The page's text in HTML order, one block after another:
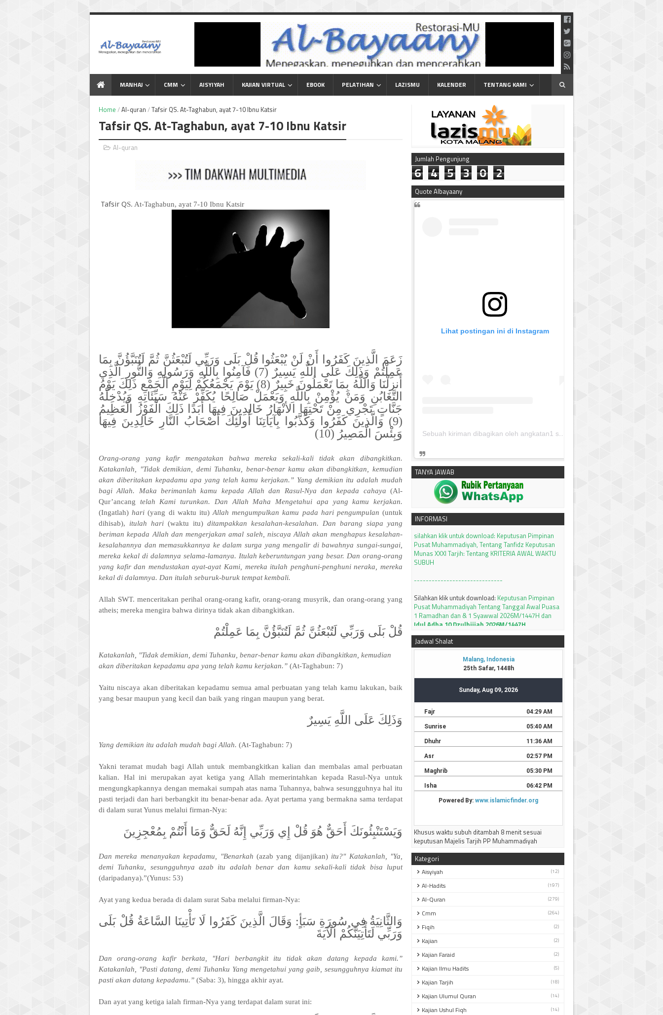
dan Mencerahkan
MANHAJ CMM AISYIYAH KAJIAN VIRTUAL EBOOK PELATIHAN LAZISMU KALENDER TENTANG KAMI
Home /Al-quran /Tafsir QS. At-Taghabun, ayat 7-10 Ibnu Katsir
Tafsir QS. At-Taghabun, ayat 7-10 Ibnu Katsir
Al-quran
Tafsir QS. At-Taghabun, ayat 7-10 Ibnu Katsir
زَعَمَ الَّذِينَ كَفَرُوا أَنْ لَنْ يُبْعَثُوا قُلْ بَلَى وَرَبِّي لَتُبْعَثُنَّ ثُمَّ لَتُنَبَّؤُنَّ بِمَا
عَمِلْتُمْ وَذَلِكَ عَلَى اللَّهِ يَسِيرٌ (7) فَآمِنُوا بِاللَّهِ وَرَسُولِهِ وَالنُّورِ الَّذِي
أَنزلْنَا وَاللَّهُ بِمَا تَعْمَلُونَ خَبِيرٌ (8) يَوْمَ يَجْمَعُكُمْ لِيَوْمِ الْجَمْعِ ذَلِكَ يَوْمُ
التَّغَابُنِ وَمَنْ يُؤْمِنْ بِاللَّهِ وَيَعْمَلْ صَالِحًا يُكَفِّرْ عَنْهُ سَيِّئَاتِهِ وَيُدْخِلْهُ
جَنَّاتٍ تَجْرِي مِنْ تَحْتِهَا الأنْهَارُ خَالِدِينَ فِيهَا أَبَدًا ذَلِكَ الْفَوْزُ الْعَظِيمُ
(9) وَالَّذِينَ كَفَرُوا وَكَذَّبُوا بِآيَاتِنَا أُولَئِكَ أَصْحَابُ النَّارِ خَالِدِينَ فِيهَا
وَبِئْسَ الْمَصِيرُ (10)
Orang-orang yang kafir mengatakan bahwa mereka sekali-kali tidak akan dibangkitkan.
Katakanlah, "Tidak demikian, demi Tuhanku, benar-benar kamu akan dibangkitkan, kemudian
akan diberitakan kepadamu apa yang telah kamu kerjakan.” Yang demikian itu adalah mudah
bagi Allah. Maka berimanlah kamu kepada Allah dan Rasul-Nya dan kepada cahaya (Al-
Qur’ancang telah Kami turunkan. Dan Allah Maha Mengetahui apa yang kamu kerjakan.
(Ingatlah)hari(yang di waktu itu)Allah mengumpulkan kamu pada hari pengumpulan(untuk
dihisab), itulah hari (waktu itu) ditampakkan kesalahan-kesalahan. Dan barang siapa yang
beriman kepada Allah dan mengerjakan amal saleh, niscaya Allah akan menghapus kesalahan-
kesalahannya dan memasukkannya ke dalam surga yang mengalir di bawahnya sungai-sungai,
mereka kekal di dalamnya selama-lamanya. Itulah keberuntungan yang besar. Dan orang-orang
yang kafir dan mendustakan ayat-ayat Kami, mereka itulah penghuni-penghuni neraka, mereka
kekal di dalamnya. Dan itulah seburuk-buruk tempat kembali.
Allah SWT. menceritakan perihal orang-orang kafir, orang-orang musyrik, dan orang-orang yang
atheis; mereka mengira bahwa dirinya tidak akan dibangkitkan.
قُلْ بَلَى وَرَبِّي لَتُبْعَثُنَّ ثُمَّ لَتُنَبَّؤُنَّ بِمَا عَمِلْتُمْ
Katakanlah, "Tidak demikian, demi Tuhanku, benar-benar kamu akan dibangkitkan, kemudian
akan diberitakan kepadamu apa yang telah kamu kerjakan.” (At-Taghabun: 7)
Yaitu niscaya akan diberitakan kepadamu semua amal perbuatan yang telah kamu lakukan, baik
yang besar maupun yang kecil dan baik yang ringan maupun yang berat.
وَذَلِكَ عَلَى اللَّهِ يَسِيرٌ
Yang demikian itu adalah mudah bagi Allah. (At-Taghabun: 7)
Yakni teramat mudah bagi Allah untuk membangkitkan kalian dan membalas amal perbuatan
kalian. Hal ini merupakan ayat ketiga yang Allah memerintahkan kepada Rasul-Nya untuk
mengungkapkannya dengan memakai sumpah atas nama Tuhannya, bahwa sesungguhnya hal itu
pasti terjadi dan hari berbangkit itu benar-benar ada. Ayat pertama yang bermakna sama terdapat
di dalam surat Yunus melalui firman-Nya:
وَيَسْتَنْبِئُونَكَ أَحَقٌّ هُوَ قُلْ إِي وَرَبِّي إِنَّهُ لَحَقٌّ وَمَا أَنْتُمْ بِمُعْجِزِينَ
Dan mereka menanyakan kepadamu, "Benarkah (azab yang dijanjikan) itu?" Katakanlah, "Ya,
demi Tuhanku, sesungguhnya azab itu adalah benar dan kamu sekali-kali tidak bisa luput
(daripadanya).”(Yunus: 53)
Ayat yang kedua berada di dalam surat Saba melalui firman-Nya:
وَالثَّانِيَةُ فِي سُورَةِ سَبَأٍ: وَقَالَ الَّذِينَ كَفَرُوا لَا تَأْتِينَا السَّاعَةُ قُلْ بَلَى
وَرَبِّي لَتَأْتِيَنَّكُمْ الْآيَةَ
Dan orang-orang kafir berkata, "Hari berbangkit itu tidak akan datang kepada kami.”
Katakanlah, "Pasti datang, demi Tuhanku Yang mengetahui yang gaib, sesungguhnya kiamat itu
pasti akan datang kepadamu.” (Saba: 3), hingga akhir ayat.
Dan ayat yang ketiga ialah firman-Nya yang terdapat dalam surat ini:
Jumlah Pengunjung
6 4 5 3 0 2
Quote Albayaany
Lihat postingan ini di Instagram
Sebuah kiriman dibagikan oleh angkatan1 skmm 2020 (@albayaanyinfo)
TANYA JAWAB
INFORMASI
silahkan klik untuk download:Keputusan Pimpinan
Pusat Muhammadiyah, Tentang Tanfidz Keputusan
Munas XXXI Tarjih: Tentang KRITERIA AWAL WAKTU
SUBUH
------------------------------
1 Ramadhan dan & 1 Syawwal 2026M/1447H dan
Idul Adha 10 Dzulhijjah 2026M/1447H
Tutorial setting tambahan waktu subuh 8 menit
KLIK
JADWAL IMSAKIYAH BULAN RAMADHAN 1447 H /
2026 M JAWA TIMURSilahkan bisa didownload
Jadwal Shalat
Khusus waktu subuh ditambah 8 menit sesuai
keputusan Majelis Tarjih PP Muhammadiyah
Kategori
Aisyiyah (12)
Al-Hadits (197)
Al-Quran (279)
Cmm (264)
Fiqih (2)
Kajian (2)
Kajian Faraid (2)
Kajian Ilmu Hadits (5)
Kajian Tarjih (18)
Kajian Ulumul Quran (14)
Kajian Ushul Fiqh (14)